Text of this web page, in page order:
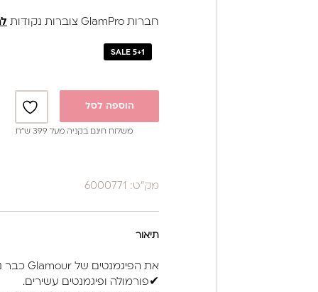
חברות GlamPro צוברות נקודות
SALE 5+1
הוספה לסל
משלוח חינם בקניה מעל 399 ש”ח
מק"ט: 6000771
תיאור
את הפיגמנטים של Glamour כבר ניסית?
✔פורמולה ופיגמנטים עשירים.